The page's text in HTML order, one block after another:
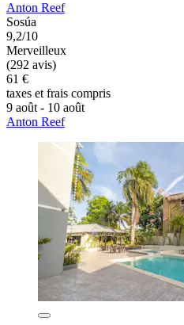
Anton Reef
Sosúa
9,2/10
Merveilleux
(292 avis)
61 €
taxes et frais compris
9 août - 10 août
Anton Reef